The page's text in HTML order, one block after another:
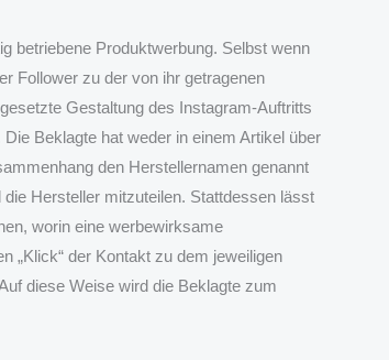
betriebene Produktwerbung. Selbst wenn
Follower zu der von ihr getragenen
Gestaltung des Instagram-Auftritts
Beklagte hat weder in einem Artikel über
den Herstellernamen genannt
Hersteller mitzuteilen. Stattdessen lässt
worin eine werbewirksame
„Klick“ der Kontakt zu dem jeweiligen
diese Weise wird die Beklagte zum